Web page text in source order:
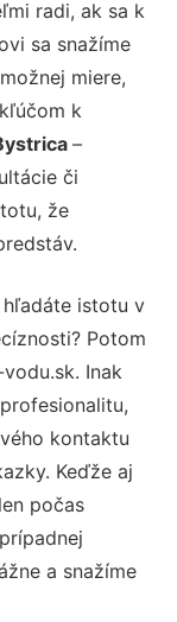
radi, ak sa k
sa snažíme
miere,
k
–
či
že
hľadáte istotu v
Potom
Inak
kontaktu
Keďže aj
počas
a snažíme